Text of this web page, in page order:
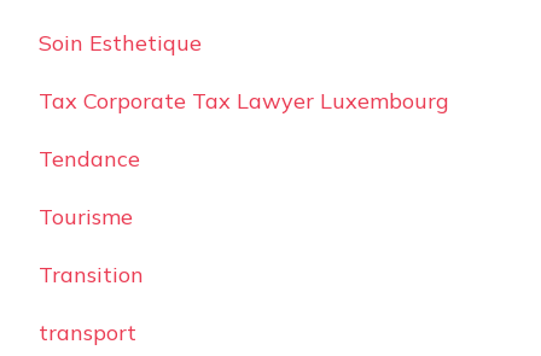
Soin Esthetique
Tax Corporate Tax Lawyer Luxembourg
Tendance
Tourisme
Transition
transport